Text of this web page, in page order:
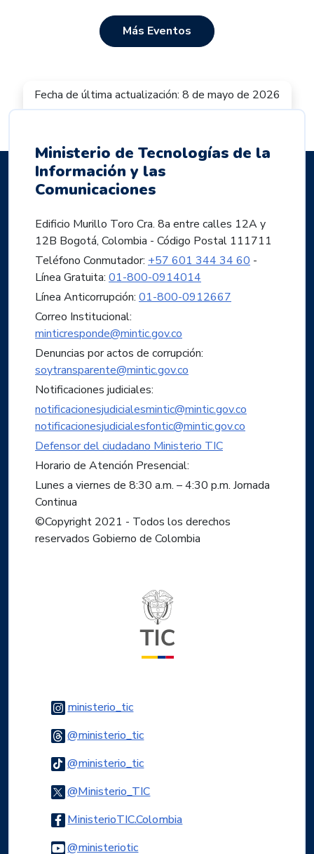
Más Eventos
Fecha de última actualización: 8 de mayo de 2026
Ministerio de Tecnologías de la
Información y las
Comunicaciones
Edificio Murillo Toro Cra. 8a entre calles 12A y
12B Bogotá, Colombia - Código Postal 111711
Teléfono Conmutador: +57 601 344 34 60 -
Línea Gratuita: 01-800-0914014
Línea Anticorrupción: 01-800-0912667
Correo Institucional:
minticresponde@mintic.gov.co
Denuncias por actos de corrupción:
soytransparente@mintic.gov.co
Notificaciones judiciales:
notificacionesjudicialesmintic@mintic.gov.co
notificacionesjudicialesfontic@mintic.gov.co
Defensor del ciudadano Ministerio TIC
Horario de Atención Presencial:
Lunes a viernes de 8:30 a.m. – 4:30 p.m. Jornada
Continua
©Copyright 2021 - Todos los derechos
reservados Gobierno de Colombia
ministerio_ticLogo Instagram
@ministerio_ticLogo Threads
@ministerio_ticLogo Tiktok
@Ministerio_TICLogo Twitter
MinisterioTIC.ColombiaLogo Facebook
@ministerioticLogo Youtube